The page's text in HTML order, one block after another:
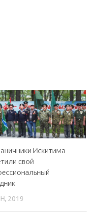
художественный
Коротеева
Искитима
свой
2019